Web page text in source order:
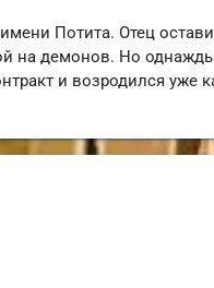
Потита. Отец
на демонов. Но
и возродился уже